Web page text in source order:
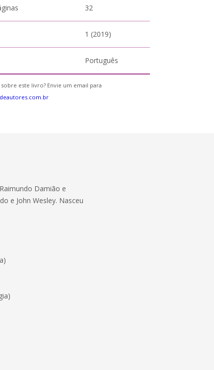
32
1 (2019)
Português
este livro? Envie um email para
Damião e
e John Wesley. Nasceu